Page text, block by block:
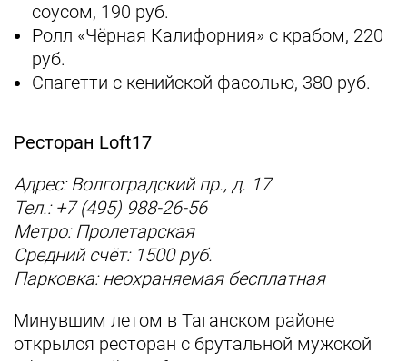
соусом, 190 руб.
Ролл «Чёрная Калифорния» с крабом, 220
руб.
Спагетти с кенийской фасолью, 380 руб.
Ресторан Loft17
Адрес: Волгоградский пр., д. 17
Тел.: +7 (495) 988-26-56
Метро: Пролетарская
Средний счёт: 1500 руб.
Парковка: неохраняемая бесплатная
Минувшим летом в Таганском районе
открылся ресторан с брутальной мужской